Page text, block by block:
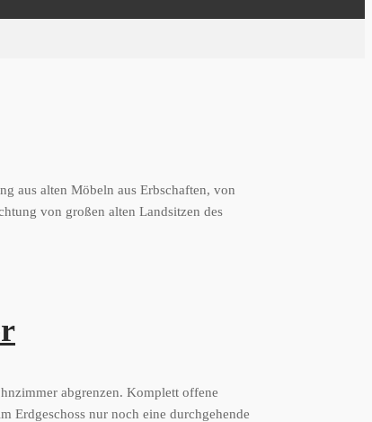
aus alten Möbeln aus Erbschaften, von
von großen alten Landsitzen des
abgrenzen. Komplett offene
Erdgeschoss nur noch eine durchgehende